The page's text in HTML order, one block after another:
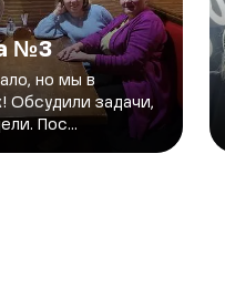
№3
но мы в
Обсудили задачи,
Пос...